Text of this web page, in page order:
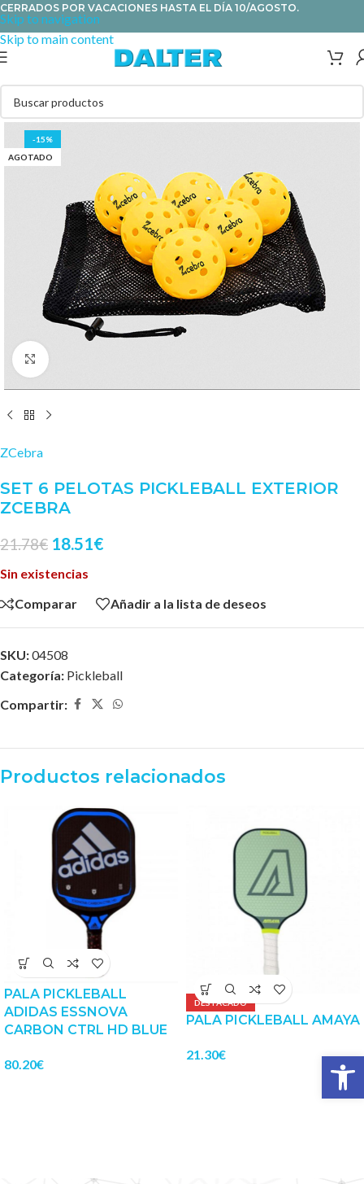
Skip to navigation
Skip to main content
CERRADOS POR VACACIONES HASTA EL DÍA 10/AGOSTO.
-15%
AGOTADO
Clic para ampliar
ZCebra
SET 6 PELOTAS PICKLEBALL EXTERIOR
ZCEBRA
21.78€ 18.51€
Sin existencias
Comparar
Añadir a la lista de deseos
SKU:04508
Categoría: Pickleball
Compartir:
Productos relacionados
PALA PICKLEBALL
ADIDAS ESSNOVA
CARBON CTRL HD BLUE
80.20€
DESTACADO
PALA PICKLEBALL AMAYA
21.30€ Abrir